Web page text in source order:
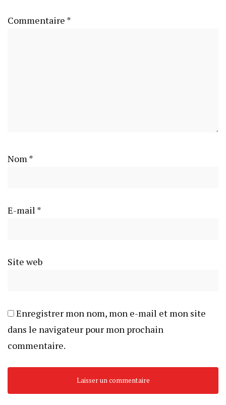
Commentaire *
Nom *
E-mail *
Site web
Enregistrer mon nom, mon e-mail et mon site
dans le navigateur pour mon prochain
commentaire.